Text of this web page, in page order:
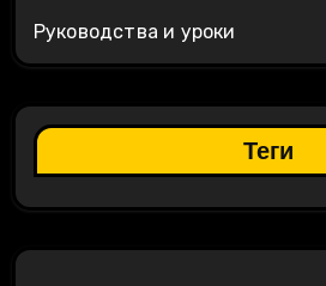
Руководства и уроки
Теги